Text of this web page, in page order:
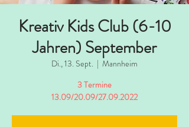
Kreativ Kids Club (6-10
Jahren) September
Di., 13. Sept.
  |
Mannheim
3 Termine
13.09/20.09/27.09.2022